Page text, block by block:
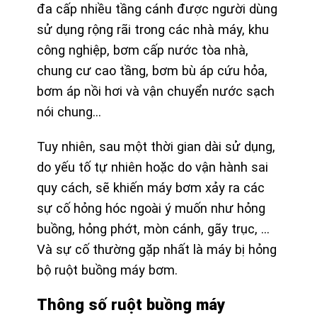
đa cấp nhiều tầng cánh được người dùng
sử dụng rộng rãi trong các nhà máy, khu
công nghiệp, bơm cấp nước tòa nhà,
chung cư cao tầng, bơm bù áp cứu hỏa,
bơm áp nồi hơi và vận chuyển nước sạch
nói chung…
Tuy nhiên, sau một thời gian dài sử dụng,
do yếu tố tự nhiên hoặc do vận hành sai
quy cách, sẽ khiến máy bơm xảy ra các
sự cố hỏng hóc ngoài ý muốn như hỏng
buồng, hỏng phớt, mòn cánh, gãy trục, …
Và sự cố thường gặp nhất là máy bị hỏng
bộ ruột buồng máy bơm.
Thông số ruột buồng máy